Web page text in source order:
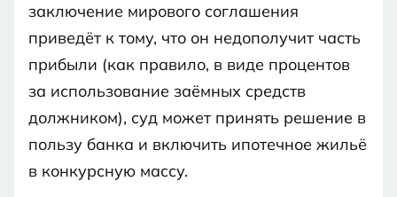
заключение мирового соглашения
приведёт к тому, что он недополучит часть
прибыли (как правило, в виде процентов
за использование заёмных средств
должником), суд может принять решение в
пользу банка и включить ипотечное жильё
в конкурсную массу.